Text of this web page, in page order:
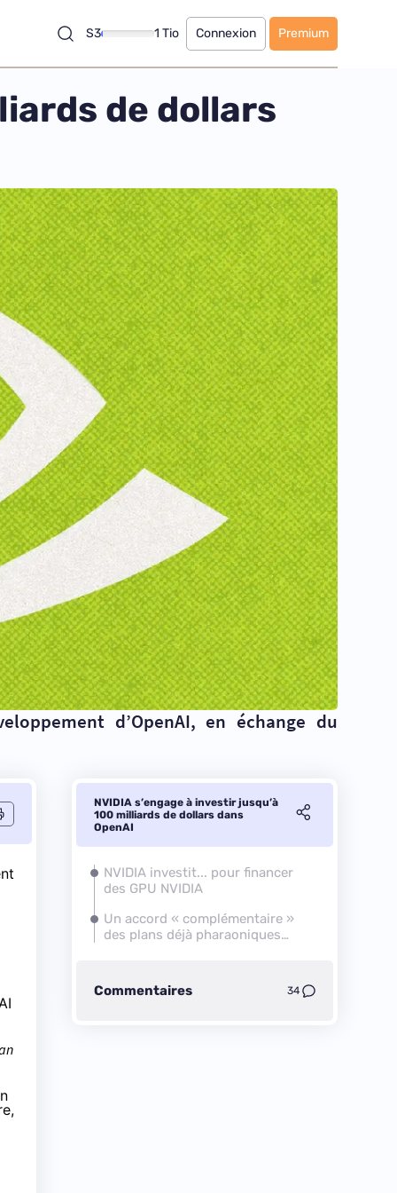
S3 1 Tio Connexion Premium
de dollars
d’OpenAI, en échange du
NVIDIA s’engage à investir jusqu’à
100 milliards de dollars dans
OpenAI
NVIDIA investit... pour financer
des GPU NVIDIA
Un accord « complémentaire »
des plans déjà pharaoniques
Commentaires 34